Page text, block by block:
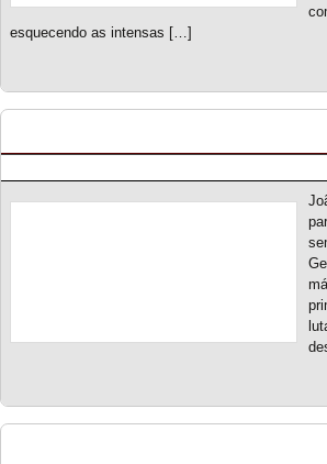
esquecendo as intensas […]